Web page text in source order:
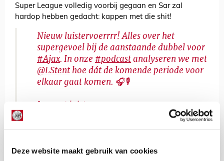
Deze website maakt gebruik van cookies
Super League volledig voorbij gegaan en Sar zal
hardop hebben gedacht: kappen met die shit!
Nieuw luistervoerrrr! Alles over het
supergevoel bij de aanstaande dubbel voor
#Ajax. In onze #podcastanalyseren we met
@LStent hoe dát de komende periode voor
elkaar gaat komen. 🎧🎙
Je moet luisteren, gewoon
pic.twitter.com/yyqtY0Lm1L